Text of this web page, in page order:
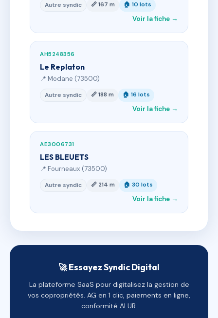
Autre syndic 📏 167 m 🏠 10 lots
Voir la fiche →
AH5248356
Le Replaton
📍 Modane (73500)
Autre syndic 📏 188 m 🏠 16 lots
Voir la fiche →
AE3006731
LES BLEUETS
📍 Fourneaux (73500)
Autre syndic 📏 214 m 🏠 30 lots
Voir la fiche →
🚀 Essayez Syndic Digital
La plateforme SaaS pour digitalisez la gestion de
vos copropriétés. AG en 1 clic, paiements en ligne,
conformité ALUR.